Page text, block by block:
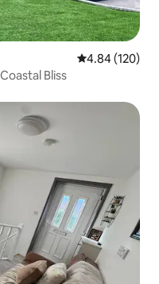
Penarafan
4.84 (120)
Bliss